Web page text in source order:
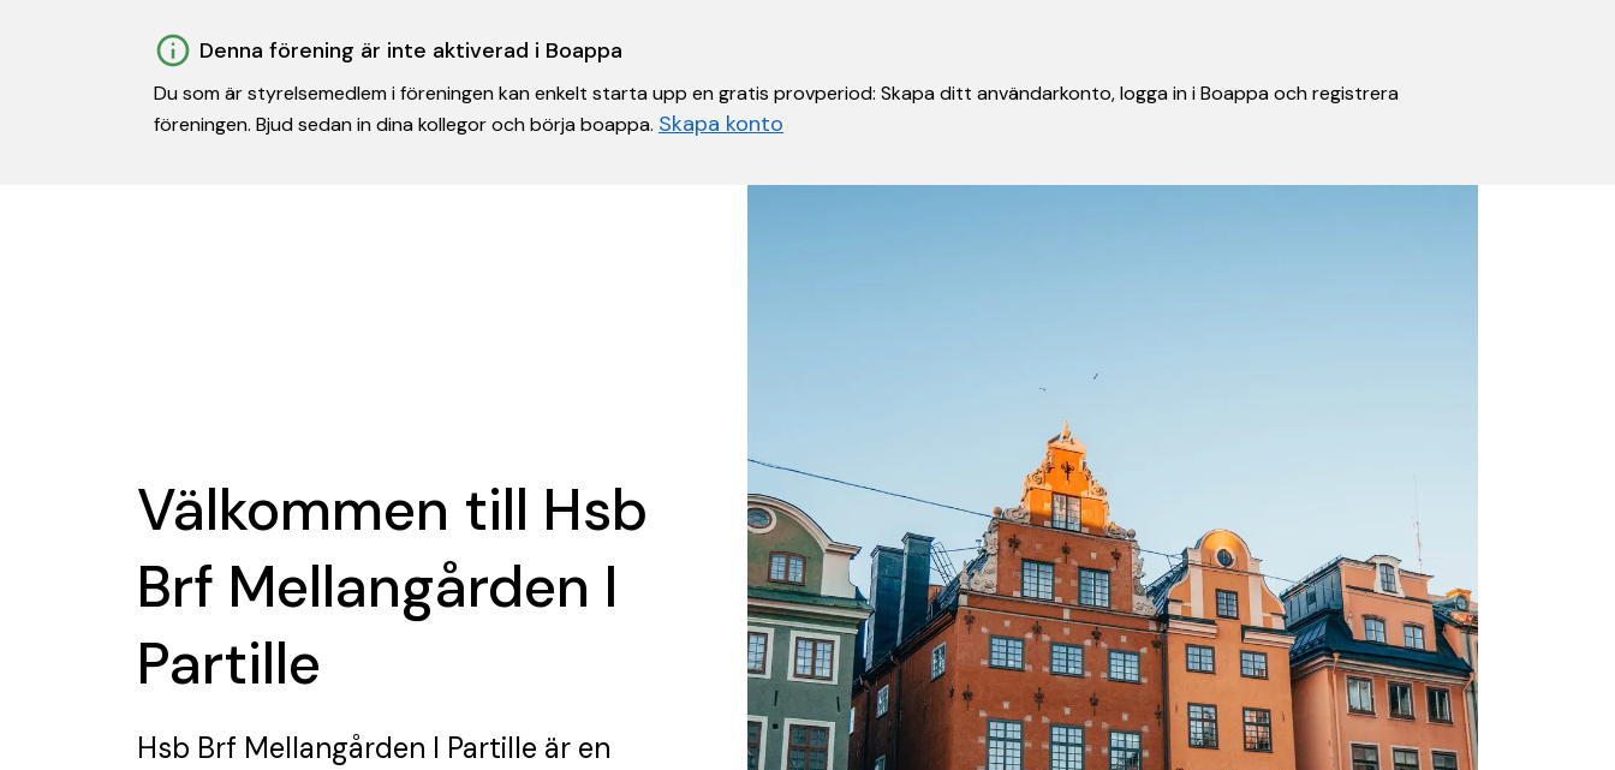
Denna förening är inte aktiverad i Boappa
Du som är styrelsemedlem i föreningen kan enkelt starta upp en gratis provperiod: Skapa ditt användarkonto, logga in i Boappa och registrera
föreningen. Bjud sedan in dina kollegor och börja boappa. Skapa konto
Välkommen till Hsb
Brf Mellangården I
Partille
Hsb Brf Mellangården I Partille är en